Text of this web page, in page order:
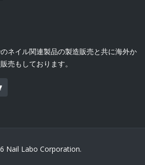
ネイル関連製品の製造販売と共に海外か
売もしております。
Nail Labo Corporation.